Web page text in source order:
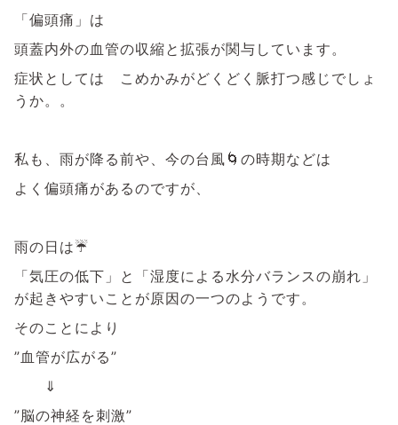
「偏頭痛」は
頭蓋内外の血管の収縮と拡張が関与しています。
症状としては こめかみがどくどく脈打つ感じでしょ
うか。。
私も、雨が降る前や、今の台風🌀の時期などは
よく偏頭痛があるのですが、
雨の日は☔
「気圧の低下」と「湿度による水分バランスの崩れ」
が起きやすいことが原因の一つのようです。
そのことにより
”血管が広がる”
⇓
”脳の神経を刺激”